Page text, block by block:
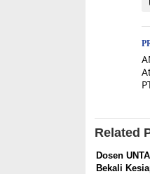
Related
Dosen
Bekali